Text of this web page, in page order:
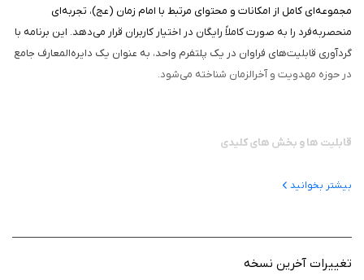
مجموعه‌ای کامل از امکانات و محتوای مرتبط با امام زمان (عج)، تجربه‌ای
منحصربه‌فرد را به صورت کاملاً رایگان در اختیار کاربران قرار می‌دهد. این برنامه با
گردآوری قابلیت‌های فراوان در یک پلتفرم واحد، به عنوان یک دایره‌المعارف جامع
در حوزه مهدویت و آخرالزمان شناخته می‌شود.
قابلیت‌ ها و بخش‌ های کلیدی
بیشتر بخوانید
تغییرات آخرین نسخه